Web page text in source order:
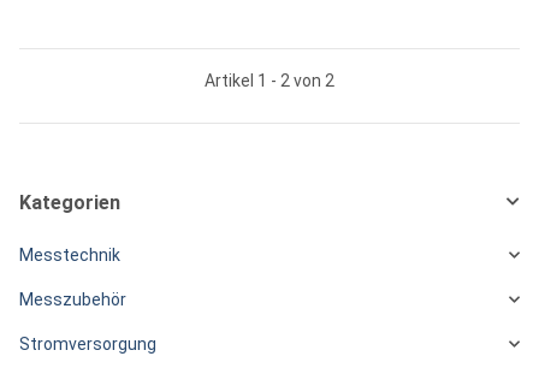
Artikel 1 - 2 von 2
Kategorien
Messtechnik
Messzubehör
Stromversorgung